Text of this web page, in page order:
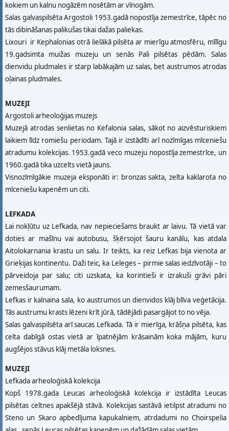
kokiem un kalnu nogāzēm nosētām ar vīnogām.
Salas galvaspilsēta Argostoli 1953.gadā nopostīja zemestrīce, tāpēc no
tās dibināšanas palikušas tikai dažas paliekas.
Lixouri ir Kephalonias otrā lielākā pilsēta ar mierīgu atmosfēru, mīlīgu
19.gadsimta muižas muzeju un senās Pali pilsētas pēdām. Salas
dienvidu pludmales ir starp labākajām uz salas, bet austrumos atrodas
oļainas pludmales.
MUZEJI
Argostoli arheoloģijas muzejs
Muzejā atrodas senlietas no Kefalonia salas, sākot no aizvēsturiskiem
laikiem līdz romiešu periodam. Tajā ir izstādīti arī nozīmīgas mīceniešu
atradumu kolekcijas. 1953.gadā veco muzeju nopostīja zemestrīce, un
1960.gadā tika uzcelts vietā jauns.
Visnozīmīgākie muzeja eksponāti ir: bronzas sakta, zelta kaklarota no
mīceniešu kapenēm un citi.
LEFKADA
Lai nokļūtu uz Lefkada, nav nepieciešams braukt ar laivu. Tā vietā var
doties ar mašīnu vai autobusu, šķērsojot šauru kanālu, kas atdala
Aitolokarnania krastu un salu. Ir teikts, ka reiz Lefkas bija vienota ar
Grieķijas kontinentu. Daži teic, ka Leleges – pirmie salas iedzīvotāji – to
pārveidoja par salu; citi uzskata, ka korintieši ir izrakuši grāvi pāri
zemesšaurumam.
Lefkas ir kalnaina sala, ko austrumos un dienvidos klāj blīva veģetācija.
Tās austrumu krasts lēzeni krīt jūrā, tādējādi pasargājot to no vēja.
Salas galvaspilsēta arī saucas Lefkada. Tā ir mierīga, krāšņa pilsēta, kas
celta dabīgā ostas vietā ar īpatnējām krāsainām koka mājām, kuru
augšējos stāvus klāj metāla loksnes.
MUZEJI
Lefkada arheoloģiskā kolekcija
Kopš 1978.gada Leucas arheoloģiskā kolekcija ir izstādīta Leucas
pilsētas celtnes apakšējā stāvā. Kolekcijas sastāvā ietilpst atradumi no
Steno un Skaro apbedījuma kapukalniem, atrdadumi no Choirspelia